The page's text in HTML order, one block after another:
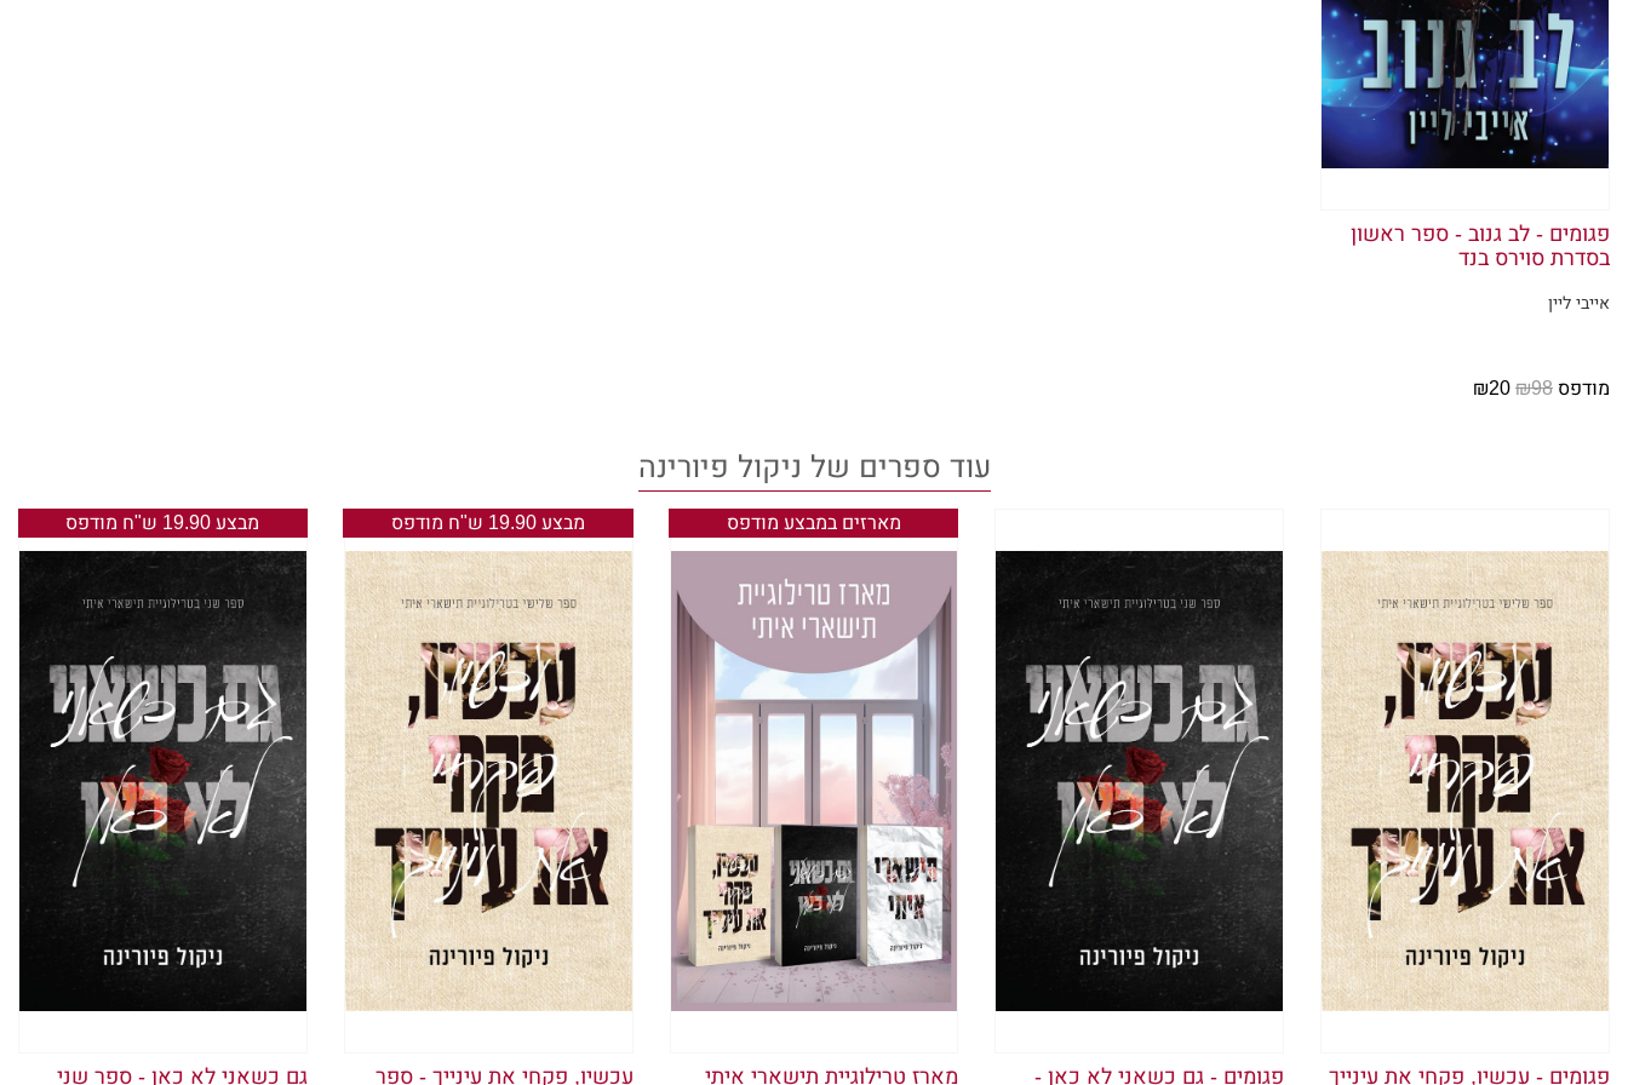
כשהיה מדובר בך ובי, מעולם לא חשבתי שאתה תהיה זה שילך.
פרק ראשון
"נופלת דרך החשכה.
היא לא צורחת, לא קוראת לעזרה,
יצאה מדעתה לפני זמן רב.
היא מעדיפה ליפול."
אוליבר מאסטרס
מעולם לא לקחתי את אימי החורגת ברצינות כשאמרה שיום אחד ישלחו אותי מכאן בשל התנהגות
פזיזה, אחרי שמצאה ילד בארון שלי, ומעולם לא היה לי באמת אכפת. זה רק דרבן אותי להמשיך
להתנהג כך.
אז יום אחד, גנבתי את המפתחות ל—BMW3 היקרה שלה ונתקעתי איתה בדלת המוסך.
פגומים - לב גנוב - ספר ראשון
בסדרת סוירס בנד
אייבי ליין
מודפס ₪98
עוד ספרים של ניקול פיורינה
פגומים - עכשיו, פקחי את עינייך פגומים - גם כשאני לא כאן -
מארזים במבצע מודפס
מארז טרילוגיית תישארי איתי
מבצע 19.90 ש"ח מודפס
עכשיו, פקחי את עינייך - ספר
מבצע 19.90 ש"ח מודפס
גם כשאני לא כאן - ספר שני